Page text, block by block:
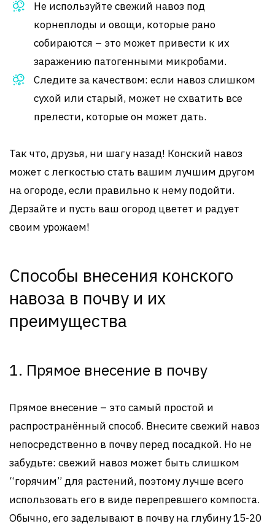
Не используйте свежий навоз под
корнеплоды и овощи, которые рано
собираются – это может привести к их
заражению патогенными микробами.
Следите за качеством: если навоз слишком
сухой или старый, может не схватить все
прелести, которые он может дать.
Так что, друзья, ни шагу назад! Конский навоз
может с легкостью стать вашим лучшим другом
на огороде, если правильно к нему подойти.
Дерзайте и пусть ваш огород цветет и радует
своим урожаем!
Способы внесения конского
навоза в почву и их
преимущества
1. Прямое внесение в почву
Прямое внесение – это самый простой и
распространённый способ. Внесите свежий навоз
непосредственно в почву перед посадкой. Но не
забудьте: свежий навоз может быть слишком
“горячим” для растений, поэтому лучше всего
использовать его в виде перепревшего компоста.
Обычно, его заделывают в почву на глубину 15-20